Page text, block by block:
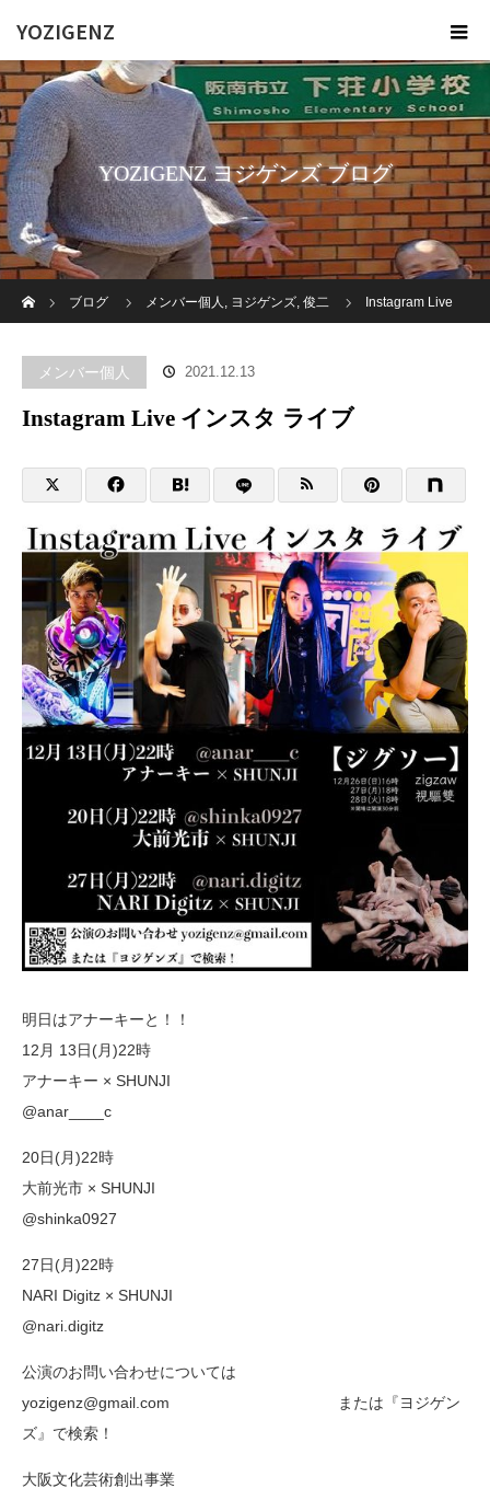
YOZIGENZ
YOZIGENZ ヨジゲンズ ブログ
ブログ
メンバー個人 , ヨジゲンズ, 俊二 Instagram Live
メンバー個人 2021.12.13
Instagram Live インスタ ライブ
明日はアナーキーと！！
12月 13日(月)22時
アナーキー × SHUNJI
@anar____c
20日(月)22時
大前光市 × SHUNJI
@shinka0927
27日(月)22時
NARI Digitz × SHUNJI
@nari.digitz
公演のお問い合わせについては
yozigenz@gmail.com または『ヨジゲン
ズ』で検索！
大阪文化芸術創出事業